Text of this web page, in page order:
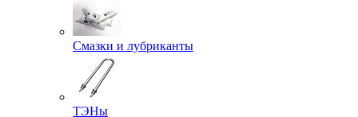
Смазки и лубриканты
ТЭНы